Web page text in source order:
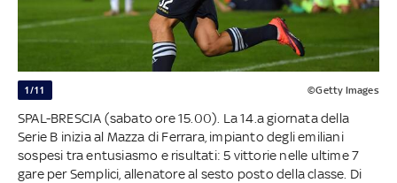
1/11 ©Getty Images
SPAL-BRESCIA (sabato ore 15.00). La 14.a giornata della
Serie B inizia al Mazza di Ferrara, impianto degli emiliani
sospesi tra entusiasmo e risultati: 5 vittorie nelle ultime 7
gare per Semplici, allenatore al sesto posto della classe. Di